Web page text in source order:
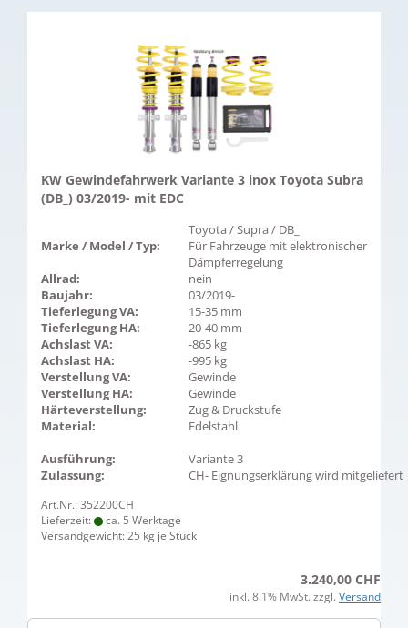
KW Gewindefahrwerk Variante 3 inox Toyota Subra
(DB_) 03/2019- mit EDC
Marke / Model / Typ:
Toyota / Supra / DB_
Für Fahrzeuge mit elektronischer
Dämpferregelung
Allrad:
nein
Baujahr:
03/2019-
Tieferlegung VA:
15-35 mm
Tieferlegung HA:
20-40 mm
Achslast VA:
-865 kg
Achslast HA:
-995 kg
Verstellung VA:
Gewinde
Verstellung HA:
Gewinde
Härteverstellung:
Zug & Druckstufe
Material:
Edelstahl
Ausführung:
Variante 3
Zulassung:
CH- Eignungserklärung wird mitgeliefert
Art.Nr.: 352200CH
Lieferzeit:
ca. 5 Werktage
Versandgewicht:25 kg je Stück
3.240,00 CHF
inkl. 8.1% MwSt. zzgl. Versand